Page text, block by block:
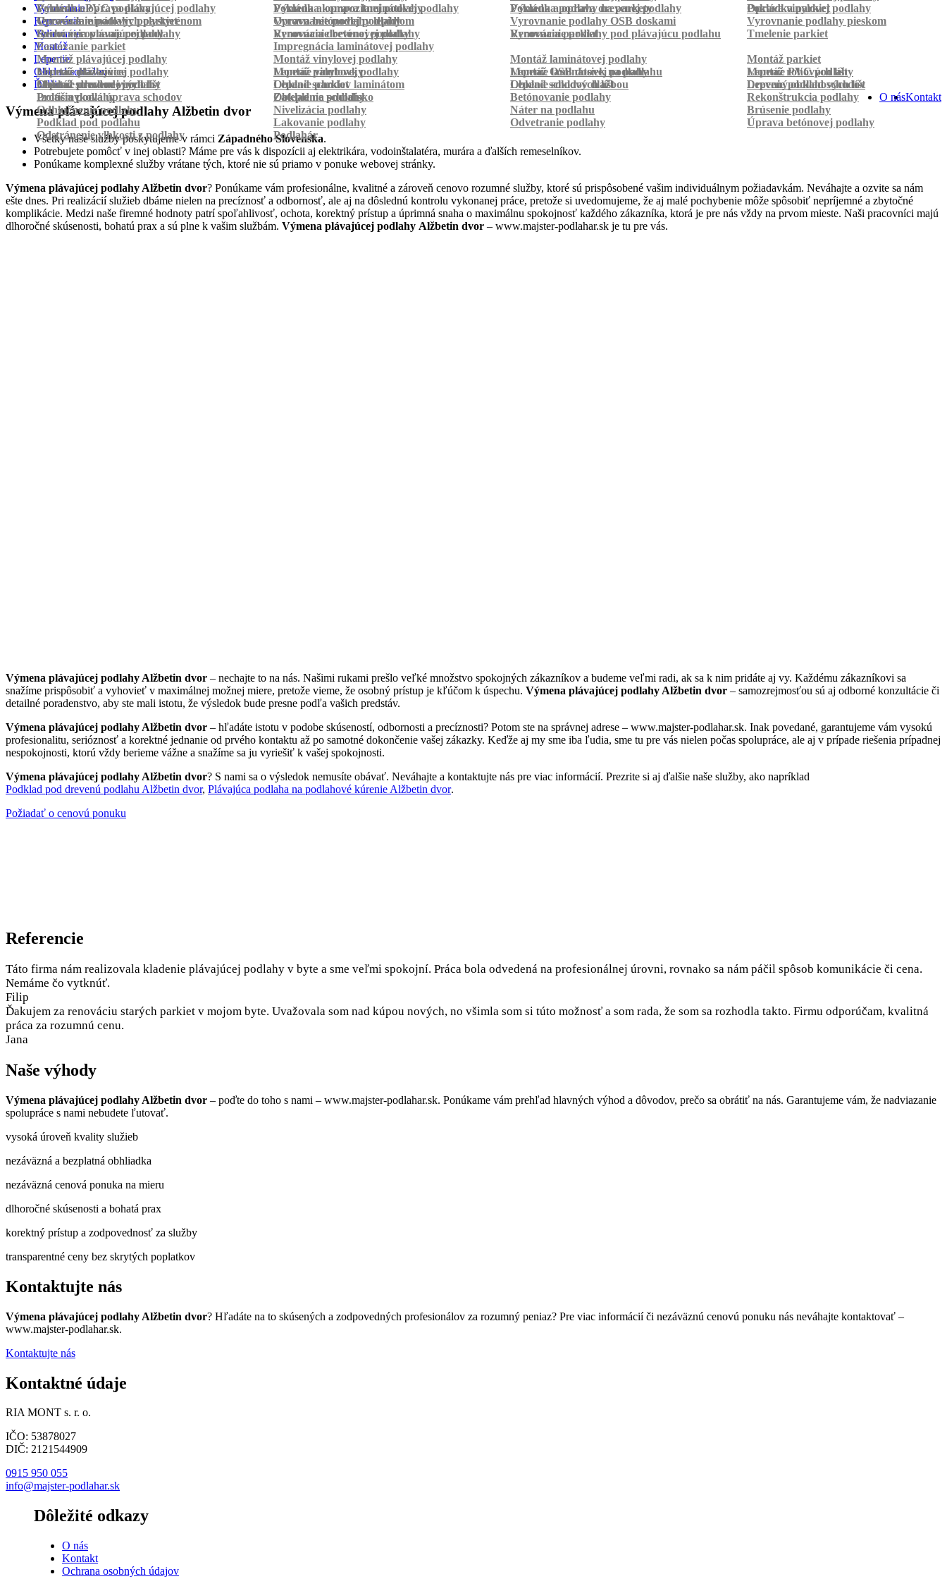
Pokládka PVC podlahy
Pokládka kompozitnej podlahy Pokládka podlahy na parkety Pokládka parkiet
Výmena a oprava plávajúcej podlahy
Výmena a oprava laminátovej podlahy Výmena a oprava drevenej podlahy
Oprava vinylovej podlahy
Oprava laminátových parkiet
Oprava betónovej podlahy
Vyrovnanie
Vyrovnanie podlahy polystyrénom
Vyrovnanie podlahy lepidlom Vyrovnanie podlahy OSB doskami
Vyrovnanie podlahy pieskom
Suché vyrovnanie podlahy
Vyrovnanie betónovej podlahy Vyrovnanie podlahy pod plávajúcu podlahu
Renovácia
Renovácia plávajúcej podlahy
Renovácia drevenej podlahy Renovácia parkiet
Tmelenie parkiet
Pastovanie parkiet
Impregnácia laminátovej podlahy
Vylievanie
Montáž
Montáž plávajúcej podlahy
Montáž vinylovej podlahy Montáž laminátovej podlahy
Montáž parkiet
Montáž dlážkovice
Montáž palubovky Montáž OSB dosiek na podlahu
Montáž rohových líšt
Montáž prechodových líšt
Lepenie
Lepenie plávajúcej podlahy
Lepenie vinylovej podlahy Lepenie laminátovej podlahy
Lepenie PVC podlahy
Lepenie drevenej podlahy
Lepenie parkiet Lepenie soklových líšt Lepenie podlahových líšt
Obklad schodov
Obklad schodov vinylom
Obklad schodov laminátom Obklad schodov dlažbou
Drevený obklad schodov
Protišmyková úprava schodov
Obklad na schodisko
Ďalšie
Izolácia podlahy
Zateplenie podlahy Betónovanie podlahy
Rekonštrukcia podlahy
Odhlučnenie podlahy
Nivelizácia podlahy Náter na podlahu
Brúsenie podlahy
Podklad pod podlahu
Lakovanie podlahy Odvetranie podlahy
Úprava betónovej podlahy
Odstránenie vlhkosti z podlahy
Podlahár
Kontakt
O nás
Výmena plávajúcej podlahy Alžbetin dvor
Všetky naše služby poskytujeme v rámci Západného Slovenska.
Potrebujete pomôcť v inej oblasti? Máme pre vás k dispozícii aj elektrikára, vodoinštalatéra, murára a ďalších remeselníkov.
Ponúkame komplexné služby vrátane tých, ktoré nie sú priamo v ponuke webovej stránky.
Výmena plávajúcej podlahy Alžbetin dvor? Ponúkame vám profesionálne, kvalitné a zároveň cenovo rozumné služby, ktoré sú prispôsobené vašim individuálnym požiadavkám. Neváhajte a ozvite sa nám
ešte dnes. Pri realizácií služieb dbáme nielen na precíznosť a odbornosť, ale aj na dôslednú kontrolu vykonanej práce, pretože si uvedomujeme, že aj malé pochybenie môže spôsobiť nepríjemné a zbytočné
komplikácie. Medzi naše firemné hodnoty patrí spoľahlivosť, ochota, korektný prístup a úprimná snaha o maximálnu spokojnosť každého zákazníka, ktorá je pre nás vždy na prvom mieste. Naši pracovníci majú
dlhoročné skúsenosti, bohatú prax a sú plne k vašim službám. Výmena plávajúcej podlahy Alžbetin dvor – www.majster-podlahar.sk je tu pre vás.
Výmena plávajúcej podlahy Alžbetin dvor – nechajte to na nás. Našimi rukami prešlo veľké množstvo spokojných zákazníkov a budeme veľmi radi, ak sa k nim pridáte aj vy. Každému zákazníkovi sa
snažíme prispôsobiť a vyhovieť v maximálnej možnej miere, pretože vieme, že osobný prístup je kľúčom k úspechu. Výmena plávajúcej podlahy Alžbetin dvor – samozrejmosťou sú aj odborné konzultácie či
detailné poradenstvo, aby ste mali istotu, že výsledok bude presne podľa vašich predstáv.
Výmena plávajúcej podlahy Alžbetin dvor – hľadáte istotu v podobe skúseností, odbornosti a precíznosti? Potom ste na správnej adrese – www.majster-podlahar.sk. Inak povedané, garantujeme vám vysokú
profesionalitu, serióznosť a korektné jednanie od prvého kontaktu až po samotné dokončenie vašej zákazky. Keďže aj my sme iba ľudia, sme tu pre vás nielen počas spolupráce, ale aj v prípade riešenia prípadnej
nespokojnosti, ktorú vždy berieme vážne a snažíme sa ju vyriešiť k vašej spokojnosti.
Výmena plávajúcej podlahy Alžbetin dvor? S nami sa o výsledok nemusíte obávať. Neváhajte a kontaktujte nás pre viac informácií. Prezrite si aj ďalšie naše služby, ako napríklad
Podklad pod drevenú podlahu Alžbetin dvor, Plávajúca podlaha na podlahové kúrenie Alžbetin dvor.
Požiadať o cenovú ponuku
Referencie
Táto firma nám realizovala kladenie plávajúcej podlahy v byte a sme veľmi spokojní. Práca bola odvedená na profesionálnej úrovni, rovnako sa nám páčil spôsob komunikácie či cena.
Nemáme čo vytknúť.
Filip
Ďakujem za renováciu starých parkiet v mojom byte. Uvažovala som nad kúpou nových, no všimla som si túto možnosť a som rada, že som sa rozhodla takto. Firmu odporúčam, kvalitná
práca za rozumnú cenu.
Jana
Naše výhody
Výmena plávajúcej podlahy Alžbetin dvor – poďte do toho s nami – www.majster-podlahar.sk. Ponúkame vám prehľad hlavných výhod a dôvodov, prečo sa obrátiť na nás. Garantujeme vám, že nadviazanie
spolupráce s nami nebudete ľutovať.
vysoká úroveň kvality služieb
nezáväzná a bezplatná obhliadka
nezáväzná cenová ponuka na mieru
dlhoročné skúsenosti a bohatá prax
korektný prístup a zodpovednosť za služby
transparentné ceny bez skrytých poplatkov
Kontaktujte nás
Výmena plávajúcej podlahy Alžbetin dvor? Hľadáte na to skúsených a zodpovedných profesionálov za rozumný peniaz? Pre viac informácií či nezáväznú cenovú ponuku nás neváhajte kontaktovať –
www.majster-podlahar.sk.
Kontaktujte nás
Kontaktné údaje
RIA MONT s. r. o.
IČO: 53878027
DIČ: 2121544909
0915 950 055
info@majster-podlahar.sk
Dôležité odkazy
O nás
Kontakt
Ochrana osobných údajov